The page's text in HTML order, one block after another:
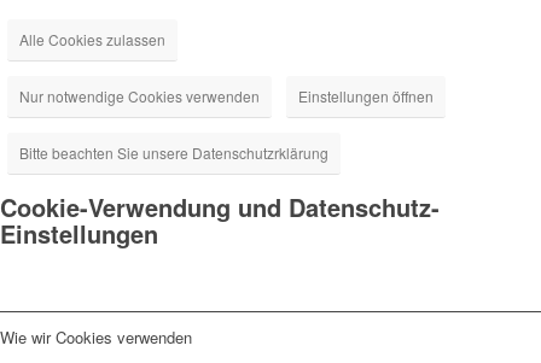
Alle Cookies zulassen
Nur notwendige Cookies verwenden Einstellungen öffnen
Bitte beachten Sie unsere Datenschutzrklärung
Cookie-Verwendung und Datenschutz-
Einstellungen
Wie wir Cookies verwenden